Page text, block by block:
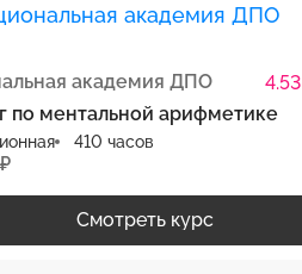
академия ДПО 4.53
по ментальной арифметике
410 часов
Смотреть курс